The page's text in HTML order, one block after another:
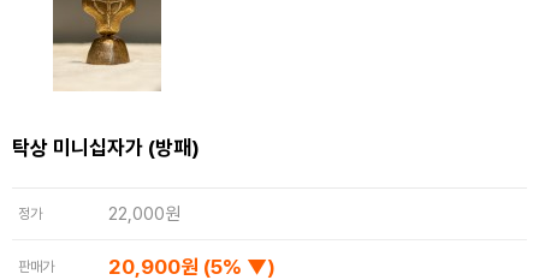
탁상 미니십자가 (방패)
정가 22,000원
판매가 20,900원 (5% ▼)